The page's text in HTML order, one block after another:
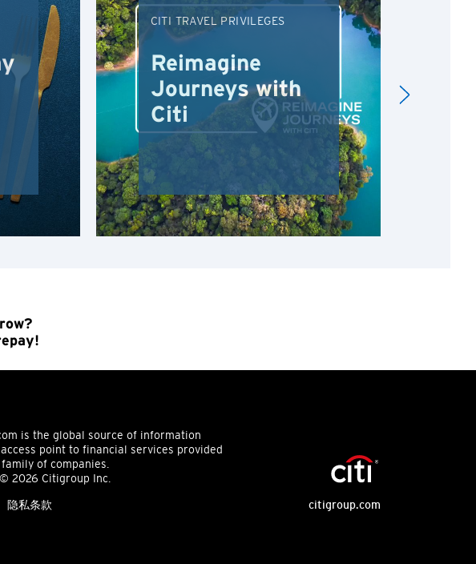
CITI TRAVEL PRIVILEGES
Reimagine
Journeys with
Citi
is the global source of information
point to financial services provided
of companies.
2026 Citigroup Inc.
隐私条款 citigroup.com